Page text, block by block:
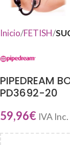
Inicio FETISH
PIPEDREAM
PD3692-20
59,96€ IVA Inc.